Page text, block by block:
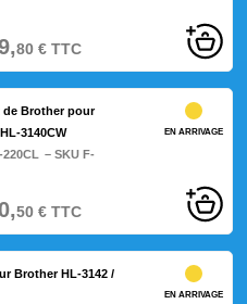
80€TTC
Brother pour
3140CW
220CL – SKU F-
EN ARRIVAGE
50€TTC
Brother HL-3142 /
EN ARRIVAGE